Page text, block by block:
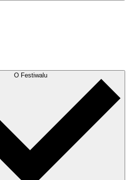
O Festiwalu